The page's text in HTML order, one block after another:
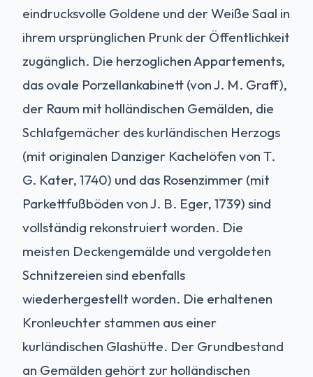
eindrucksvolle Goldene und der Weiße Saal in
ihrem ursprünglichen Prunk der Öffentlichkeit
zugänglich. Die herzoglichen Appartements,
das ovale Porzellankabinett (von J. M. Graff),
der Raum mit holländischen Gemälden, die
Schlafgemächer des kurländischen Herzogs
(mit originalen Danziger Kachelöfen von T.
G. Kater, 1740) und das Rosenzimmer (mit
Parkettfußböden von J. B. Eger, 1739) sind
vollständig rekonstruiert worden. Die
meisten Deckengemälde und vergoldeten
Schnitzereien sind ebenfalls
wiederhergestellt worden. Die erhaltenen
Kronleuchter stammen aus einer
kurländischen Glashütte. Der Grundbestand
an Gemälden gehört zur holländischen